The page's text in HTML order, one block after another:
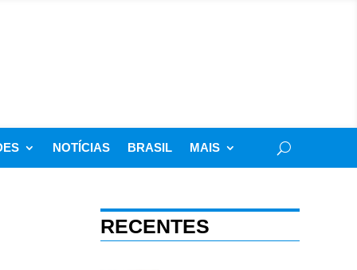
NOTÍCIAS BRASIL MAIS
RECENTES